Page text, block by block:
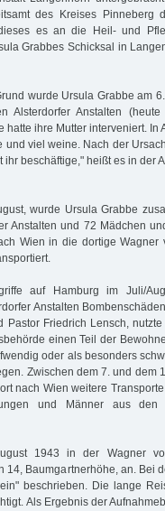
des Kreises Pinneberg
es an die Heil- und
Grabbes Schicksal in
wurde Ursula Grabbe am
Anstalten (heute
ihre Mutter interveniert. In
und viel weine. Nach der
beschäftige," heißt es in der
wurde Ursula Grabbe
Anstalten und 72 Mädchen
Wien in die dortige Wagner
auf Hamburg im Juli/
Anstalten
Pastor Friedrich Lensch,
einen Teil der
oder als besonders
Zwischen dem 7. und dem
nach Wien weitere
und Männer aus den
1943 in der Wagner
14, Baumgartnerhöhe, an. Bei
beschrieben. Die lange
Als Ergebnis der